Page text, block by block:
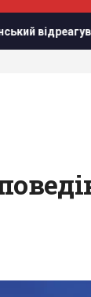
на